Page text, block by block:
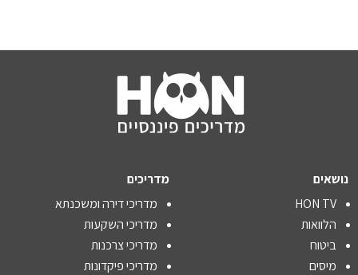
נושאים
HON TV
הלוואות
ביטוח
מיסים
מדריכים
מדריכי דירה ומשכנתא
מדריכי השקעות
מדריכי צרכנות
מדריכי פיקדונות